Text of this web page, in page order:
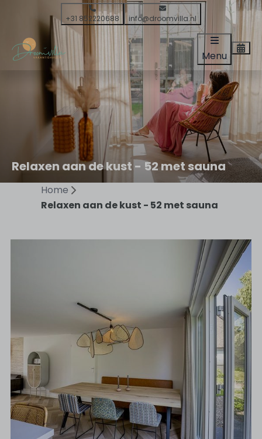
+31 852220688 info@droomvilla.nl
Menu
Relaxen aan de kust - 52 met sauna
Home
Relaxen aan de kust - 52 met sauna